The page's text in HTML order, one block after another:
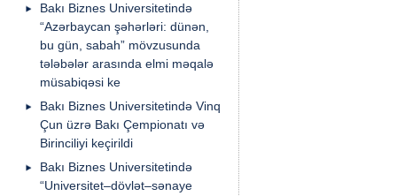
Bakı Biznes Universitetində
“Azərbaycan şəhərləri: dünən,
bu gün, sabah” mövzusunda
tələbələr arasında elmi məqalə
müsabiqəsi ke
Bakı Biznes Universitetində Vinq
Çun üzrə Bakı Çempionatı və
Birinciliyi keçirildi
Bakı Biznes Universitetində
“Universitet–dövlət–sənaye